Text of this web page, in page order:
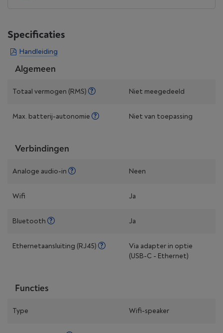
Specificaties
Handleiding
Algemeen
Totaal vermogen (RMS) Niet meegedeeld
Max. batterij-autonomie Niet van toepassing
Verbindingen
Analoge audio-in Neen
Wifi Ja
Bluetooth Ja
Ethernetaansluiting (RJ45)
Via adapter in optie
(USB-C - Ethernet)
Functies
Type Wifi-speaker